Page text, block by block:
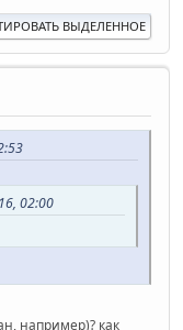
ВЫДЕЛЕННОЕ
02:00
например)? как